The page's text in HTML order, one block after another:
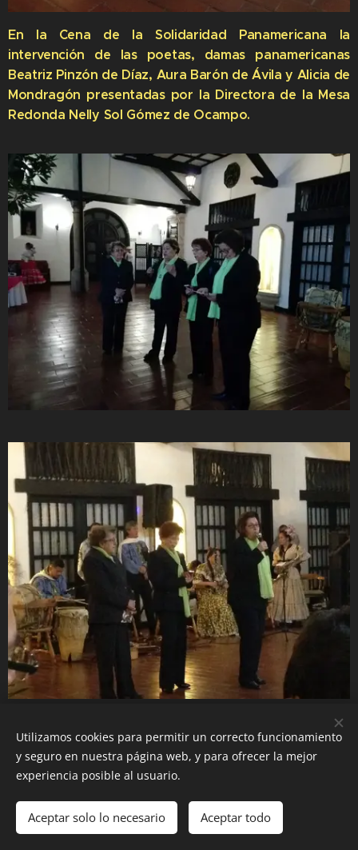
En la Cena de la Solidaridad Panamericana la
intervención de las poetas, damas panamericanas
Beatriz Pinzón de Díaz, Aura Barón de Ávila y Alicia de
Mondragón presentadas por la Directora de la Mesa
Redonda Nelly Sol Gómez de Ocampo.
En la celebración de la Cena Panamericana de la
Solidaridad, la Directora De la Mesa, Nelly Sol Gómez
de Ocampo integró a niños asistentes interesados en
el panamericanismo.
Utilizamos cookies para permitir un correcto funcionamiento
y seguro en nuestra página web, y para ofrecer la mejor
experiencia posible al usuario.
Aceptar solo lo necesario Aceptar todo